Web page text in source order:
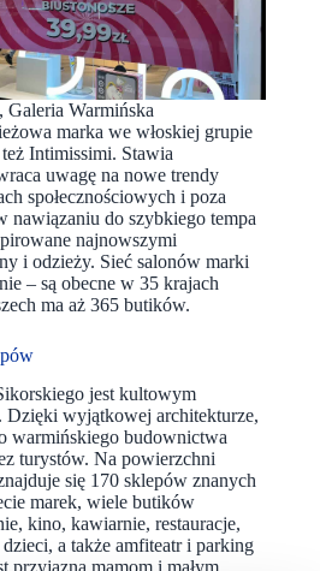
Galeria Warmińska
marka we włoskiej grupie
Intimissimi. Stawia
uwagę na nowe trendy
społecznościowych i poza
nawiązaniu do szybkiego tempa
najnowszymi
i odzieży. Sieć salonów marki
– są obecne w 35 krajach
ma aż 365 butików.
jest kultowym
Dzięki wyjątkowej architekturze,
warmińskiego budownictwa
turystów. Na powierzchni
się 170 sklepów znanych
marek, wiele butików
kino, kawiarnie, restauracje,
a także amfiteatr i parking